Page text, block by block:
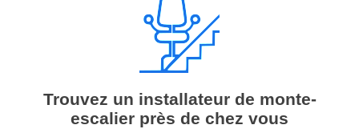
Trouvez un installateur de monte-
escalier près de chez vous